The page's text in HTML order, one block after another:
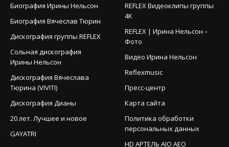
Биография Ирины Нельсон
Биография Вячеслав Тюрин
Дискография группы REFLEX
Сольная дискография
Ирины Нельсон
Дискография Вячеслава
Тюрина (VIVITI)
Дискография Дианы
20 лет. Лучшее и новое
GAYATRI
REFLEX Видеоклипы группы
4K
REFLEX | Ирина Нельсон –
Фото
Видео Ирина Нельсон
Reflexmusic
Пресс-центр
Карта сайта
Политика обработки
персональных данных
HD АРТЕЛЬ AIO AEO